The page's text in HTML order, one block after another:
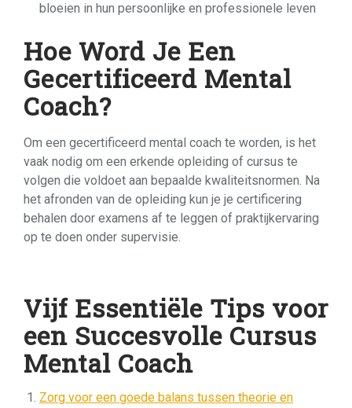
bloeien in hun persoonlijke en professionele leven
Hoe Word Je Een
Gecertificeerd Mental
Coach?
Om een gecertificeerd mental coach te worden, is het
vaak nodig om een erkende opleiding of cursus te
volgen die voldoet aan bepaalde kwaliteitsnormen. Na
het afronden van de opleiding kun je je certificering
behalen door examens af te leggen of praktijkervaring
op te doen onder supervisie.
Vijf Essentiële Tips voor
een Succesvolle Cursus
Mental Coach
Zorg voor een goede balans tussen theorie en